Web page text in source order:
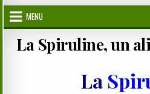
MENU
La Spiruline, un
La